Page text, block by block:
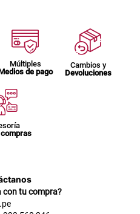
Múltiples
de pago
Cambios y
Devoluciones
compras
con tu compra?